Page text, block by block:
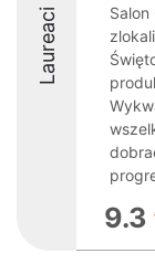
Laureaci
9.3